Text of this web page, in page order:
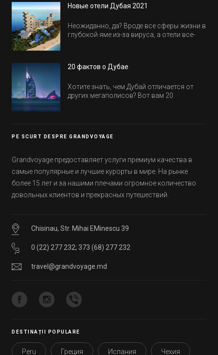
Новые отели Дубая 2021
Неожиданно, да? Вроде все сферы жизни в
глубокой яме из-за вируса, а отели все-
обычно на первые заезды дают промо-
20 фактов о Дубае
Хотите знать, чем Дубай отличается от
других мегаполисов? Вот вам 20
PE SCURT DESPRE GRANDVOYAGE
Grandvoyage предоставляет услуги премиум качества в
самые популярные и лучшие курорты в мире. На рынке
более 15 лет и за нашими плечами огромное количество
довольных клиентов и прекрасных путешествий.
Chisinau, Str. Mihai EMinescu 39
0 (22) 277 232; 373 (68) 277 232
travel@grandvoyage.md
DESTINAȚII POPULARE
Peru Греция Испания Чехия